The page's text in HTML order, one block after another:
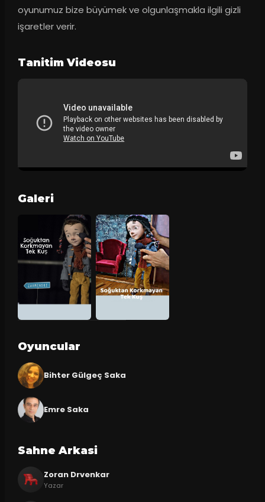
oyunumuz bize büyümek ve olgunlaşmakla ilgili gizli
işaretler verir.
Tanitim Videosu
Galeri
Oyuncular
Bihter Gülgeç Saka
Emre Saka
Sahne Arkasi
Zoran Drvenkar
Yazar